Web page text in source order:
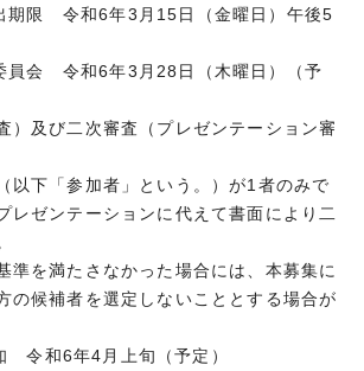
期限 令和6年3月15日（金曜日）午後5
員会 令和6年3月28日（木曜日）（予
）及び二次審査（プレゼンテーション審
以下「参加者」という。）が1者のみで
レゼンテーションに代えて書面により二
準を満たさなかった場合には、本募集に
の候補者を選定しないこととする場合が
令和6年4月上旬（予定）